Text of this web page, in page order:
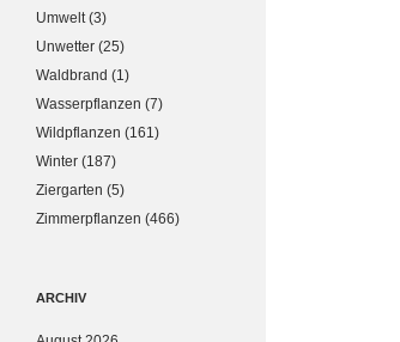
Umwelt(3)
Unwetter (25)
Waldbrand (1)
Wasserpflanzen (7)
Wildpflanzen (161)
Winter (187)
Ziergarten (5)
Zimmerpflanzen (466)
ARCHIV